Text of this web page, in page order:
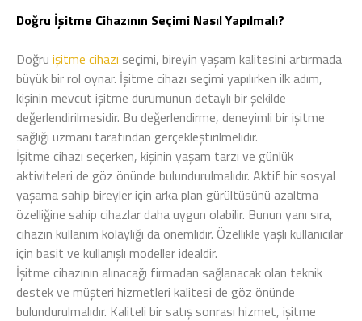
Doğru İşitme Cihazının Seçimi Nasıl Yapılmalı?
Doğru işitme cihazı seçimi, bireyin yaşam kalitesini artırmada
büyük bir rol oynar. İşitme cihazı seçimi yapılırken ilk adım,
kişinin mevcut işitme durumunun detaylı bir şekilde
değerlendirilmesidir. Bu değerlendirme, deneyimli bir işitme
sağlığı uzmanı tarafından gerçekleştirilmelidir.
İşitme cihazı seçerken, kişinin yaşam tarzı ve günlük
aktiviteleri de göz önünde bulundurulmalıdır. Aktif bir sosyal
yaşama sahip bireyler için arka plan gürültüsünü azaltma
özelliğine sahip cihazlar daha uygun olabilir. Bunun yanı sıra,
cihazın kullanım kolaylığı da önemlidir. Özellikle yaşlı kullanıcılar
için basit ve kullanışlı modeller idealdir.
İşitme cihazının alınacağı firmadan sağlanacak olan teknik
destek ve müşteri hizmetleri kalitesi de göz önünde
bulundurulmalıdır. Kaliteli bir satış sonrası hizmet, işitme